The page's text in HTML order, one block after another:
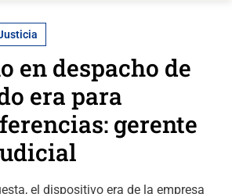
en despacho de
era para
gerente
el dispositivo era de la empresa